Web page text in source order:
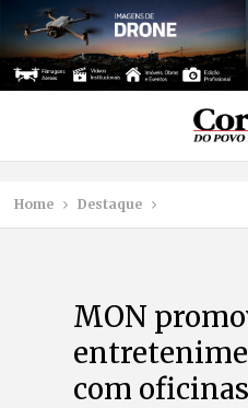
Home Destaque
MON
com